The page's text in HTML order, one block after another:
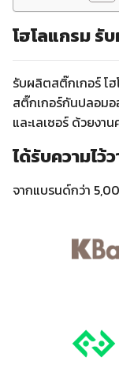
โฮโลแกรมรั
รับผลิตสติ๊กเกอร์ โ
สติ๊กเกอร์กันปลอม
และเลเซอร์ ด้วยงา
ได้รับความไว้ว
จากแบรนด์กว่า